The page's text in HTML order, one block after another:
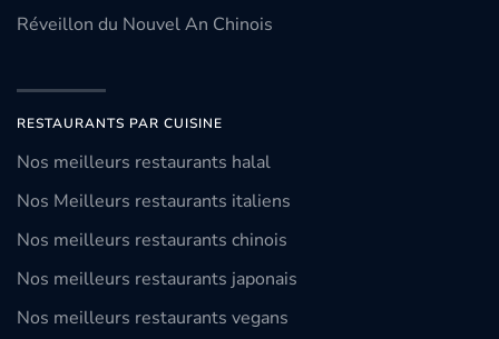
Réveillon du Nouvel An Chinois
RESTAURANTS PAR CUISINE
Nos meilleurs restaurants halal
Nos Meilleurs restaurants italiens
Nos meilleurs restaurants chinois
Nos meilleurs restaurants japonais
Nos meilleurs restaurants vegans